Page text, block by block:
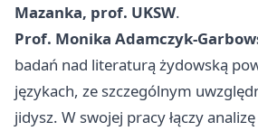
Mazanka, prof. UKSW.
Prof. Monika
badań nad literaturą żydowską
językach, ze szczególnym
jidysz. W swojej pracy łączy